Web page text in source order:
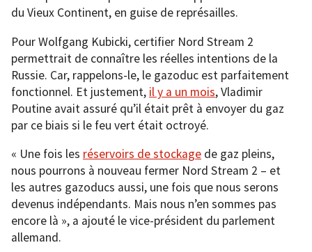
du Vieux Continent, en guise de représailles.
Pour Wolfgang Kubicki, certifier Nord Stream 2
permettrait de connaître les réelles intentions de la
Russie. Car, rappelons-le, le gazoduc est parfaitement
fonctionnel. Et justement, il y a un mois, Vladimir
Poutine avait assuré qu’il était prêt à envoyer du gaz
par ce biais si le feu vert était octroyé.
« Une fois les réservoirs de stockage de gaz pleins,
nous pourrons à nouveau fermer Nord Stream 2 – et
les autres gazoducs aussi, une fois que nous serons
devenus indépendants. Mais nous n’en sommes pas
encore là », a ajouté le vice-président du parlement
allemand.